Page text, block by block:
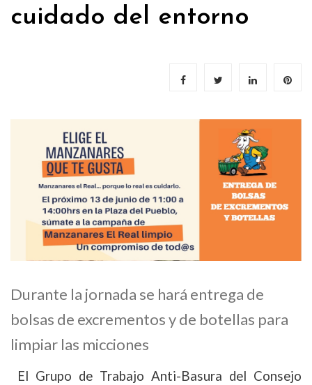
cuidado del entorno
Durante la jornada se hará entrega de
bolsas de excrementos y de botellas para
limpiar las micciones
El Grupo de Trabajo Anti-Basura del Consejo